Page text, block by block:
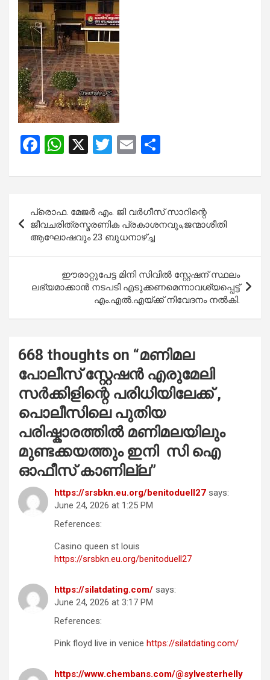
F
ce
b
o
o
k
W
at
A
p
p
X
T
tt
er
E
ail ar
e
navigation
പ്രൊഫ. മേജർ എം. ജി വർഗീസ് സാറിന്റെ
ജീവചരിത്രസ്മരണിക പ്രകാശനവും,ജന്മാശീതി
ആഘോഷവും 23 ബുധനാഴ്ച്ച
ഈരാറ്റുപേട്ട മിനി സിവിൽ സ്റ്റേഷന് സ്ഥലം
ലഭ്യമാക്കാൻ നടപടി എടുക്കണമെന്നാവശ്യപ്പെട്ട്
എം.എൽ.എയ്ക്ക് നിവേദനം നൽകി.
668 thoughts on “മണിമല
പോലീസ് സ്റ്റേഷൻ എരുമേലി
സർക്കിളിന്റെ പരിധിയിലേക്ക് ,
പൊലീസിലെ പുതിയ
പരിഷ്കാരത്തിൽ മണിമലയിലും
മുണ്ടക്കയത്തും ഇനി സി ഐ
ഓഫീസ് കാണില്ല”
https://srsbkn.eu.org/benitoduell27 says:
June 24, 2026 at 1:25 PM
References:
Casino queen st louis
https://srsbkn.eu.org/benitoduell27
https://silatdating.com/ says:
June 24, 2026 at 3:17 PM
References:
Pink floyd live in venice https://silatdating.com/
https://www.chembans.com/@sylvesterhelly